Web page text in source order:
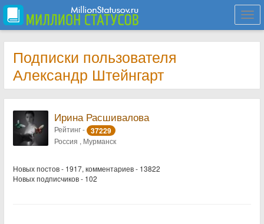
Подписки пользователя
Александр Штейнгарт
Ирина Расшивалова
Рейтинг - 37229
Россия , Мурманск
Новых постов - 1917, комментариев - 13822
Новых подписчиков - 102